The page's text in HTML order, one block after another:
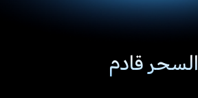
السحر قادم